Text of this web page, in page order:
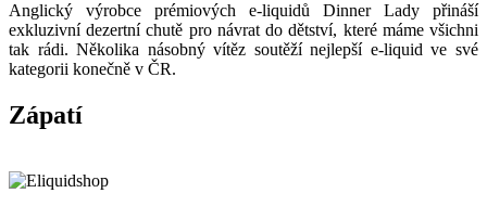
Anglický výrobce prémiových e-liquidů Dinner Lady přináší
exkluzivní dezertní chutě pro návrat do dětství, které máme všichni
tak rádi. Několika násobný vítěz soutěží nejlepší e-liquid ve své
kategorii konečně v ČR.
Zápatí